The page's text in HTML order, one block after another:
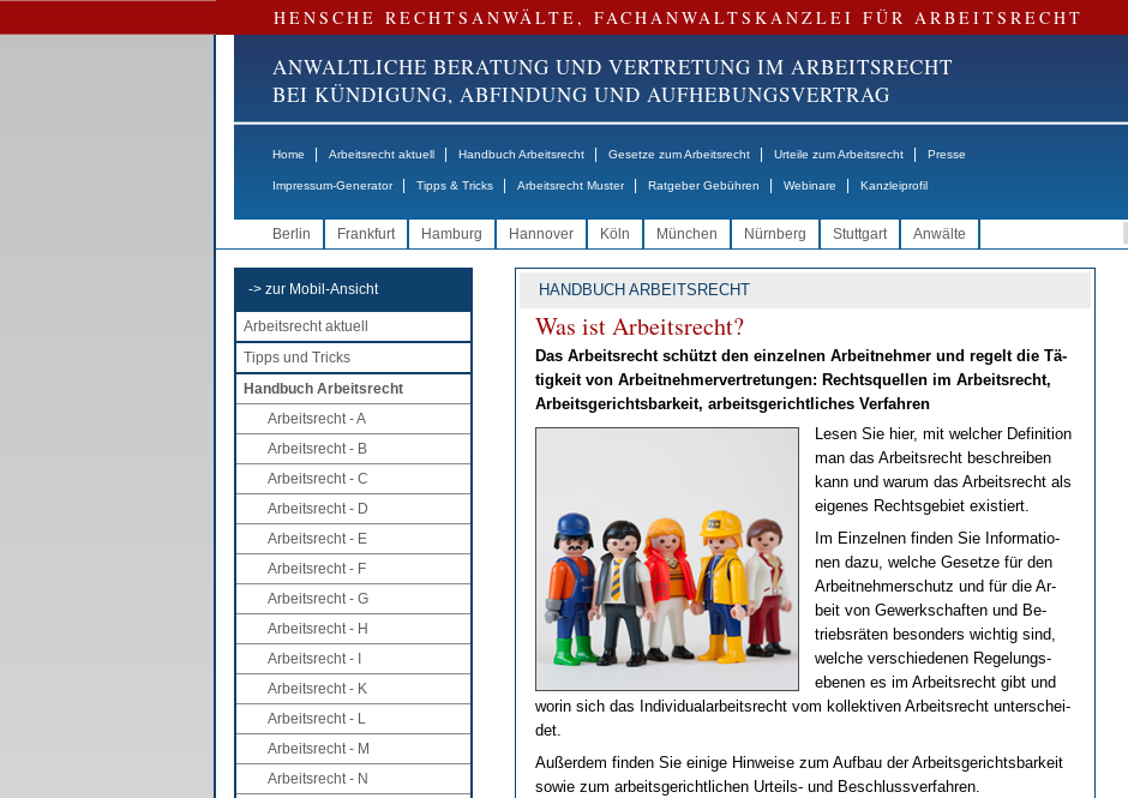
HENSCHE RECHTSANWÄLTE, FACHANWALTSKANZLEI FÜR ARBEITSRECHT
ANWALTLICHE BERATUNG UND VERTRETUNG IM ARBEITSRECHT
BEI KÜNDIGUNG, ABFINDUNG UND AUFHEBUNGSVERTRAG
Home Arbeitsrecht aktuell Handbuch Arbeitsrecht Gesetze zum Arbeitsrecht Urteile zum Arbeitsrecht Presse
Impressum-Generator Tipps & Tricks Arbeitsrecht Muster Ratgeber Gebühren Webinare Kanzleiprofil
Berlin Frankfurt Hamburg Hannover Köln München Nürnberg Stuttgart Anwälte
-> zur Mobil-Ansicht
Arbeitsrecht aktuell
Tipps und Tricks
Handbuch Arbeitsrecht
Arbeitsrecht - A
Arbeitsrecht - B
Arbeitsrecht - C
Arbeitsrecht - D
Arbeitsrecht - E
Arbeitsrecht - F
Arbeitsrecht - G
Arbeitsrecht - H
Arbeitsrecht - I
Arbeitsrecht - K
Arbeitsrecht - L
Arbeitsrecht - M
Arbeitsrecht - N
HANDBUCH ARBEITSRECHT
Was ist Ar­beits­recht?
Das Ar­beits­recht schützt den ein­zel­nen Ar­beit­neh­mer und re­gelt die Tä­
tig­keit von Ar­beit­neh­mer­ver­tre­tun­gen: Rechts­quel­len im Ar­beits­recht,
Ar­beits­ge­richts­bar­keit, ar­beits­ge­richt­li­ches Ver­fah­ren
Le­sen Sie hier, mit wel­cher De­fi­ni­ti­on
man das Ar­beits­recht be­schrei­ben
kann und war­um das Ar­beits­recht als
ei­ge­nes Rechts­ge­biet exis­tiert.
Im Ein­zel­nen fin­den Sie In­for­ma­tio­
nen da­zu, wel­che Ge­set­ze für den
Ar­beit­neh­mer­schutz und für die Ar­
beit von Ge­werk­schaf­ten und Be­
triebs­rä­ten be­son­ders wich­tig sind,
wel­che ver­schie­de­nen Re­ge­lungs­
ebe­nen es im Ar­beits­recht gibt und
wor­in sich das In­di­vi­dual­ar­beits­recht vom kol­lek­ti­ven Ar­beits­recht un­ter­schei­
det.
Au­ßer­dem fin­den Sie ei­ni­ge Hin­wei­se zum Auf­bau der Ar­beits­ge­richts­bar­keit
so­wie zum ar­beits­ge­richt­li­chen Ur­teils- und Be­schluss­ver­fah­ren.